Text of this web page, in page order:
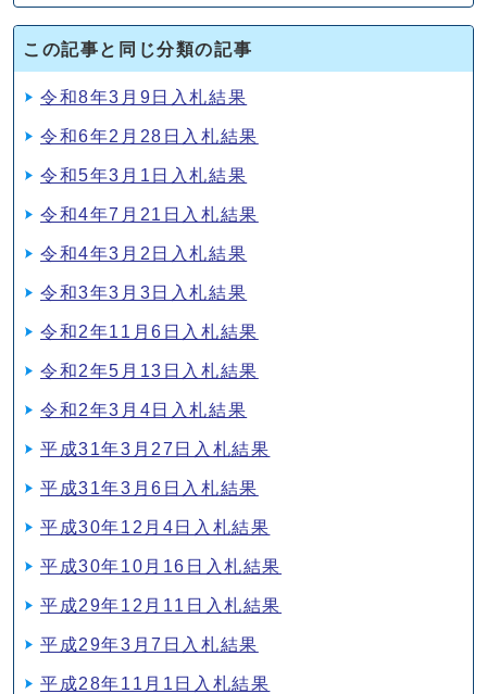
この記事と同じ分類の記事
令和8年3月9日入札結果
令和6年2月28日入札結果
令和5年3月1日入札結果
令和4年7月21日入札結果
令和4年3月2日入札結果
令和3年3月3日入札結果
令和2年11月6日入札結果
令和2年5月13日入札結果
令和2年3月4日入札結果
平成31年3月27日入札結果
平成31年3月6日入札結果
平成30年12月4日入札結果
平成30年10月16日入札結果
平成29年12月11日入札結果
平成29年3月7日入札結果
平成28年11月1日入札結果